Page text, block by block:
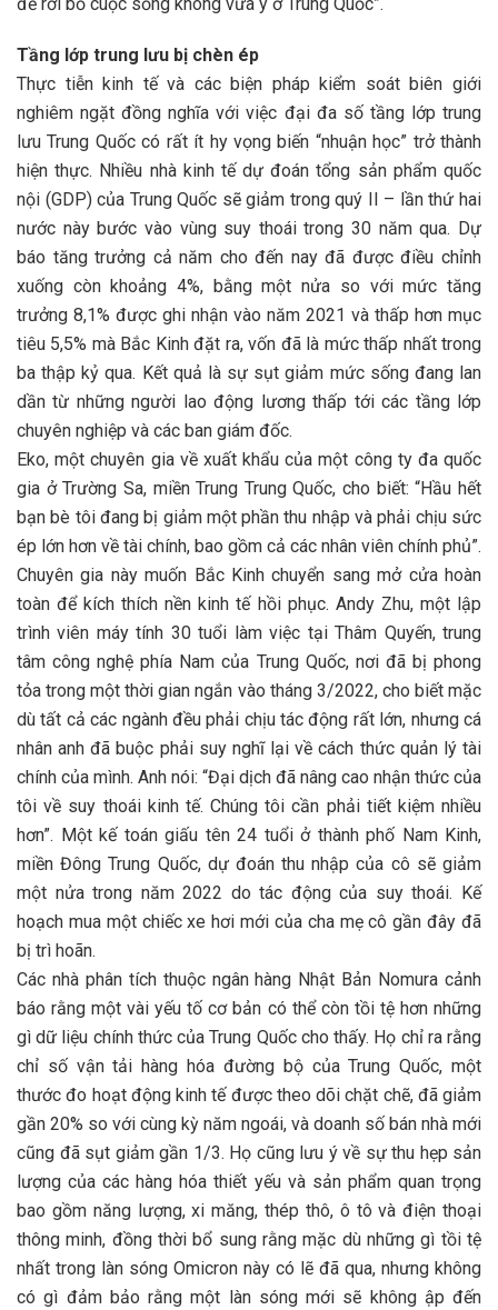
Tầng lớp trung lưu bị chèn ép
Thực tiễn kinh tế và các biện pháp kiểm soát biên giới
nghiêm ngặt đồng nghĩa với việc đại đa số tầng lớp trung
lưu Trung Quốc có rất ít hy vọng biến “nhuận học” trở thành
hiện thực. Nhiều nhà kinh tế dự đoán tổng sản phẩm quốc
nội (GDP) của Trung Quốc sẽ giảm trong quý II – lần thứ hai
nước này bước vào vùng suy thoái trong 30 năm qua. Dự
báo tăng trưởng cả năm cho đến nay đã được điều chỉnh
xuống còn khoảng 4%, bằng một nửa so với mức tăng
trưởng 8,1% được ghi nhận vào năm 2021 và thấp hơn mục
tiêu 5,5% mà Bắc Kinh đặt ra, vốn đã là mức thấp nhất trong
ba thập kỷ qua. Kết quả là sự sụt giảm mức sống đang lan
dần từ những người lao động lương thấp tới các tầng lớp
chuyên nghiệp và các ban giám đốc.
Eko, một chuyên gia về xuất khẩu của một công ty đa quốc
gia ở Trường Sa, miền Trung Trung Quốc, cho biết: “Hầu hết
bạn bè tôi đang bị giảm một phần thu nhập và phải chịu sức
ép lớn hơn về tài chính, bao gồm cả các nhân viên chính phủ”.
Chuyên gia này muốn Bắc Kinh chuyển sang mở cửa hoàn
toàn để kích thích nền kinh tế hồi phục. Andy Zhu, một lập
trình viên máy tính 30 tuổi làm việc tại Thâm Quyến, trung
tâm công nghệ phía Nam của Trung Quốc, nơi đã bị phong
tỏa trong một thời gian ngắn vào tháng 3/2022, cho biết mặc
dù tất cả các ngành đều phải chịu tác động rất lớn, nhưng cá
nhân anh đã buộc phải suy nghĩ lại về cách thức quản lý tài
chính của mình. Anh nói: “Đại dịch đã nâng cao nhận thức của
tôi về suy thoái kinh tế. Chúng tôi cần phải tiết kiệm nhiều
hơn”. Một kế toán giấu tên 24 tuổi ở thành phố Nam Kinh,
miền Đông Trung Quốc, dự đoán thu nhập của cô sẽ giảm
một nửa trong năm 2022 do tác động của suy thoái. Kế
hoạch mua một chiếc xe hơi mới của cha mẹ cô gần đây đã
bị trì hoãn.
Các nhà phân tích thuộc ngân hàng Nhật Bản Nomura cảnh
báo rằng một vài yếu tố cơ bản có thể còn tồi tệ hơn những
gì dữ liệu chính thức của Trung Quốc cho thấy. Họ chỉ ra rằng
chỉ số vận tải hàng hóa đường bộ của Trung Quốc, một
thước đo hoạt động kinh tế được theo dõi chặt chẽ, đã giảm
gần 20% so với cùng kỳ năm ngoái, và doanh số bán nhà mới
cũng đã sụt giảm gần 1/3. Họ cũng lưu ý về sự thu hẹp sản
lượng của các hàng hóa thiết yếu và sản phẩm quan trọng
bao gồm năng lượng, xi măng, thép thô, ô tô và điện thoại
thông minh, đồng thời bổ sung rằng mặc dù những gì tồi tệ
nhất trong làn sóng Omicron này có lẽ đã qua, nhưng không
có gì đảm bảo rằng một làn sóng mới sẽ không ập đến